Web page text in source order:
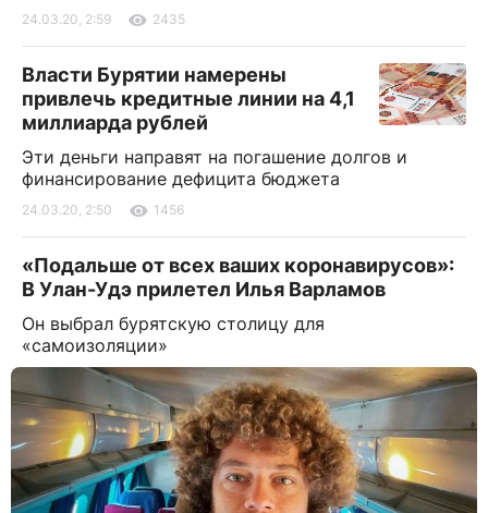
24.03.20, 2:59 2435
Власти Бурятии намерены
привлечь кредитные линии на 4,1
миллиарда рублей
Эти деньги направят на погашение долгов и
финансирование дефицита бюджета
24.03.20, 2:50 1456
«Подальше от всех ваших коронавирусов»:
В Улан-Удэ прилетел Илья Варламов
Он выбрал бурятскую столицу для
«самоизоляции»